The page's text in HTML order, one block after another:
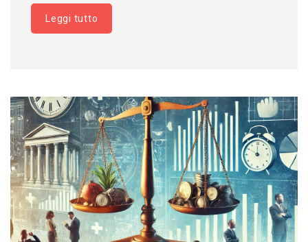
Leggi tutto